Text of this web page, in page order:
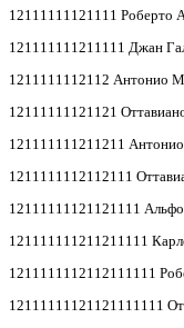
12111111121111 Роберто
121111111211111 Джан
1211111112112 Антонио
12111111121121
121111111211211
1211111112112111
12111111121121111
121111111211211111
1211111112112111111
12111111121121111111